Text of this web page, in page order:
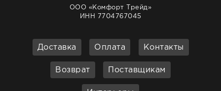
ООО «Комфорт Трейд»
ИНН 7704767045
Доставка Оплата Контакты
Возврат Поставщикам